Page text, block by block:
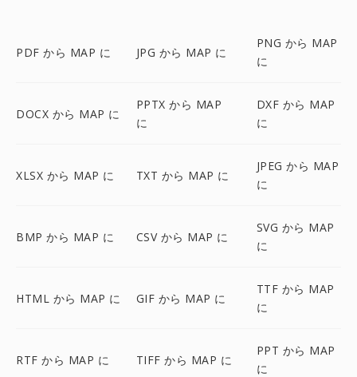
PDF から MAP に JPG から MAP に
PNG から MAP
に
DOCX から MAP に
PPTX から MAP
に
DXF から MAP
に
XLSX から MAP に TXT から MAP に
JPEG から MAP
に
BMP から MAP に CSV から MAP に
SVG から MAP
に
HTML から MAP に GIF から MAP に
TTF から MAP
に
RTF から MAP に TIFF から MAP に
PPT から MAP
に